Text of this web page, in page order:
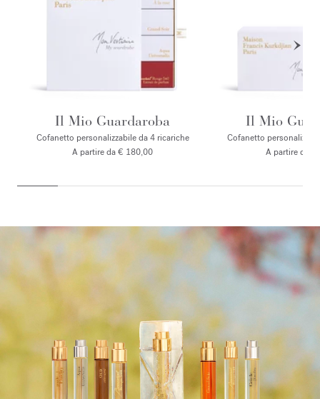
Il Mio Guardaroba
Cofanetto personalizzabile da 4 ricariche
A partire da € 180,00
Il Mio
Cofanetto
A partire da €